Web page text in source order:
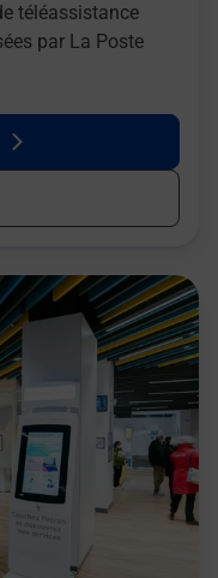
téléassistance
par La Poste